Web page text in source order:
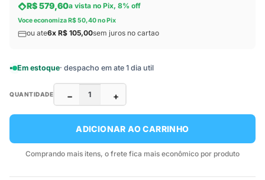
R$ 579,60a vista no Pix, 8% off
Voce economiza R$ 50,40 no Pix
ou ate6x R$ 105,00sem juros no cartao
Em estoque· despacho em ate 1 dia util
QUANTIDADE − +
ADICIONAR AO CARRINHO
Comprando mais itens, o frete fica mais econômico por produto